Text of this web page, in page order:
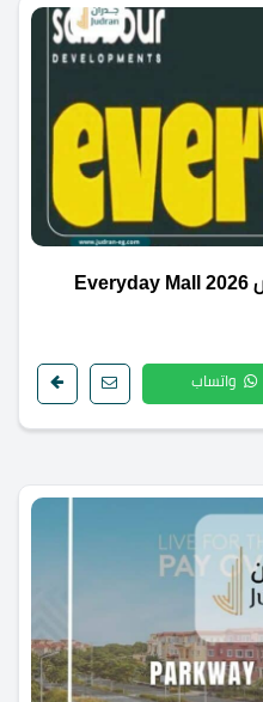
مول ايفري داي التجمع الخامس 2026 Everyday Mall
واتساب